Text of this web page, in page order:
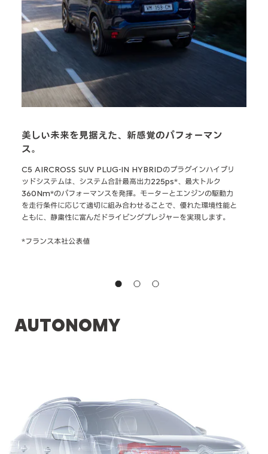
美しい未来を見据えた、新感覚のパフォーマン
ス。
C5 AIRCROSS SUV PLUG-IN HYBRIDのプラグインハイブリ
ッドシステムは、システム合計最高出力225ps*、最大トルク
360Nm*のパフォーマンスを発揮。モーターとエンジンの駆動力
を走行条件に応じて適切に組み合わせることで、優れた環境性能と
ともに、静粛性に富んだドライビングプレジャーを実現します。
*フランス本社公表値
AUTONOMY